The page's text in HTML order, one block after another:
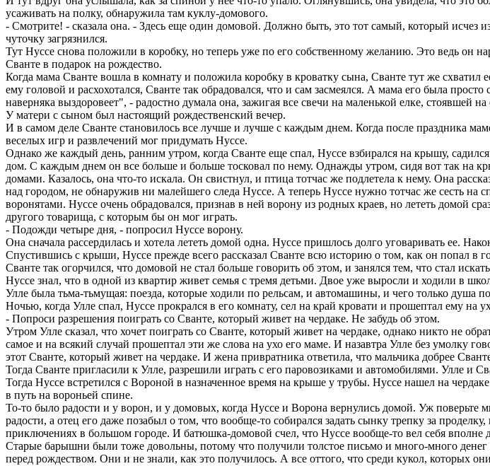
усаживать на полку, обнаружила там куклу-домового.
- Смотрите! - сказала она. - Здесь еще один домовой. Должно быть, это тот самый, который
чуточку загрязнился.
Тут Нуссе снова положили в коробку, но теперь уже по его собственному желанию. Это ведь он
Сванте в подарок на рождество.
Когда мама Сванте вошла в комнату и положила коробку в кроватку сына, Сванте тут же
ему головой и расхохотался, Сванте так обрадовался, что и сам засмеялся. А мама его была
наверняка выздоровеет", - радостно думала она, зажигая все свечи на маленькой елке, стоявшей на
У матери с сыном был настоящий рождественский вечер.
И в самом деле Сванте становилось все лучше и лучше с каждым днем. Когда после праздника
веселых игр и развлечений мог придумать Нуссе.
Однако же каждый день, ранним утром, когда Сванте еще спал, Нуссе взбирался на крышу,
дом. С каждым днем он все больше и больше тосковал по нему. Однажды утром, сидя вот так на
домами. Казалось, она что-то искала. Он свистнул, и птица тотчас же подлетела к нему. Она
над городом, не обнаружив ни малейшего следа Нуссе. А теперь Нуссе нужно тотчас же сесть
воронятами. Нуссе очень обрадовался, признав в ней ворону из родных краев, но лететь домой
другого товарища, с которым бы он мог играть.
- Подожди четыре дня, - попросил Нуссе ворону.
Она сначала рассердилась и хотела лететь домой одна. Нуссе пришлось долго уговаривать ее.
Спустившись с крыши, Нуссе прежде всего рассказал Сванте всю историю о том, как он попал в
Сванте так огорчился, что домовой не стал больше говорить об этом, и занялся тем, что стал
Нуссе знал, что в одной из квартир живет семья с тремя детьми. Двое уже выросли и ходили в
Улле была тьма-тьмущая: поезда, которые ходили по рельсам, и автомашины, и чего только душа
Ночью, когда Улле спал, Нуссе прокрался в его комнату, сел на край кровати и прошептал ему на
- Попроси разрешения поиграть со Сванте, который живет на чердаке. Не забудь об этом.
Утром Улле сказал, что хочет поиграть со Сванте, который живет на чердаке, однако никто не
самое и на всякий случай прошептал эти же слова на ухо его маме. И назавтра Улле без умолку
этот Сванте, который живет на чердаке. И жена привратника ответила, что мальчика добрее
Тогда Сванте пригласили к Улле, разрешили играть с его паровозиками и автомобилями. Улле и
Тогда Нуссе встретился с Вороной в назначенное время на крыше у трубы. Нуссе нашел на
в путь на вороньей спине.
То-то было радости и у ворон, и у домовых, когда Нуссе и Ворона вернулись домой. Уж поверьте
радости, а отец его даже позабыл о том, что вообще-то собирался задать сынку трепку за
приключениях в большом городе. И батюшка-домовой счел, что Нуссе вообще-то вел себя вполне
Старые барышни были тоже довольны, потому что получили толстое письмо и много-много денег
перед рождеством. Они и не знали, как это получилось. А все оттого, что среди кукол, которых